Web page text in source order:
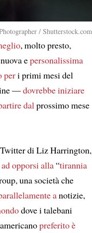
/ Shutterstock.com
, molto presto,
epersonalissima
peri primi mesi del
—dovrebbe iniziare
dal prossimo mese
di Liz Harrington,
opporsi alla“tirannia
una società che
anotizie,
dove i talebani
preferitoè